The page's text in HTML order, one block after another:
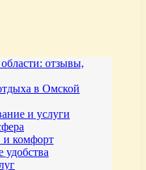
отзывы,
в Омской
и услуги
и комфорт
удобства